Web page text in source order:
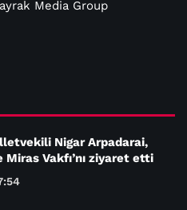
Media Group
Nigar Arpadarai,
Vakfı’nı ziyaret etti